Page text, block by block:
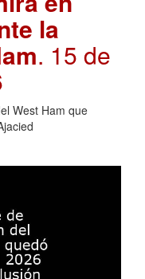
la
. 15 de
West Ham que